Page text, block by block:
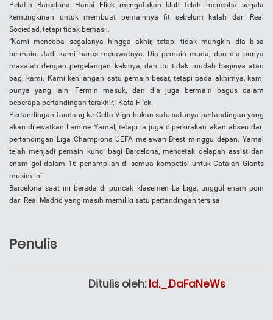
Pelatih Barcelona Hansi Flick mengatakan klub telah mencoba segala
kemungkinan untuk membuat pemainnya fit sebelum kalah dari Real
Sociedad, tetapi tidak berhasil.
“Kami mencoba segalanya hingga akhir, tetapi tidak mungkin dia bisa
bermain. Jadi kami harus merawatnya. Dia pemain muda, dan dia punya
masalah dengan pergelangan kakinya, dan itu tidak mudah baginya atau
bagi kami. Kami kehilangan satu pemain besar, tetapi pada akhirnya, kami
punya yang lain. Fermin masuk, dan dia juga bermain bagus dalam
beberapa pertandingan terakhir.” Kata Flick.
Pertandingan tandang ke Celta Vigo bukan satu-satunya pertandingan yang
akan dilewatkan Lamine Yamal, tetapi ia juga diperkirakan akan absen dari
pertandingan Liga Champions UEFA melawan Brest minggu depan. Yamal
telah menjadi pemain kunci bagi Barcelona, ​​mencetak delapan assist dan
enam gol dalam 16 penampilan di semua kompetisi untuk Catalan Giants
musim ini.
Barcelona saat ini berada di puncak klasemen La Liga, unggul enam poin
dari Real Madrid yang masih memiliki satu pertandingan tersisa.
Penulis
Ditulis oleh:Id._.DaFaNeWs